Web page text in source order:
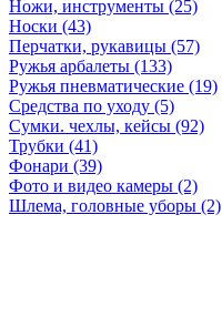
Ножи, инструменты (25)
Носки (43)
Перчатки, рукавицы (57)
Ружья арбалеты (133)
Ружья пневматические (19)
Средства по уходу (5)
Сумки. чехлы, кейсы (92)
Трубки (41)
Фонари (39)
Фото и видео камеры (2)
Шлема, головные уборы (2)